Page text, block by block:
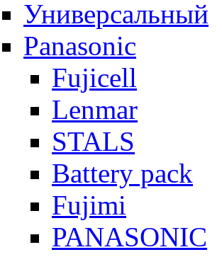
Универсальный
Panasonic
Fujicell
Lenmar
STALS
Battery pack
Fujimi
PANASONIC